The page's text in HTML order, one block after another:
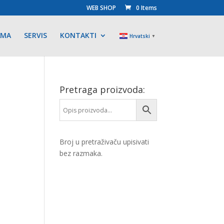
WEB SHOP 0 Items
SERVIS KONTAKTI Hrvatski ▼
Pretraga proizvoda:
Broj u pretraživaču upisivati
bez razmaka.